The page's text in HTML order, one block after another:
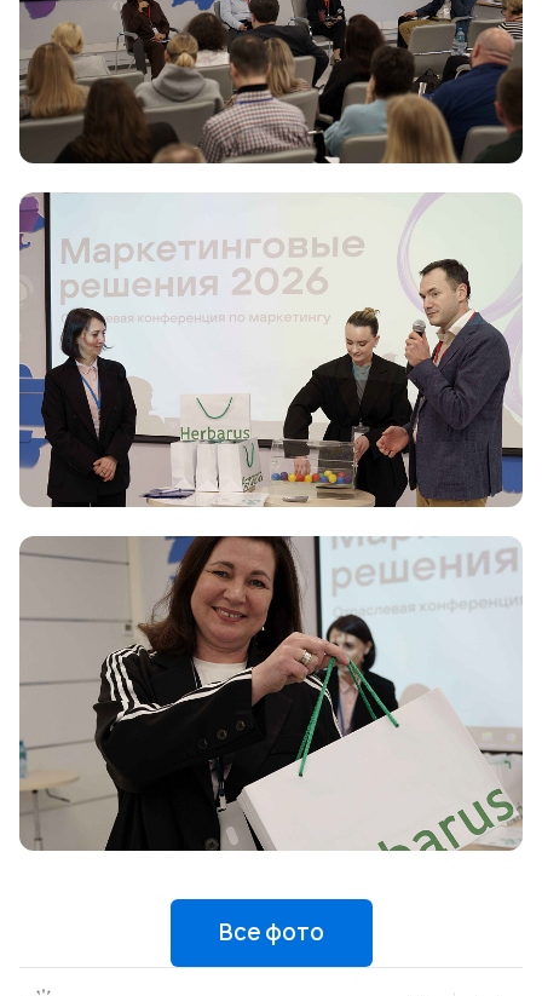
Все фото